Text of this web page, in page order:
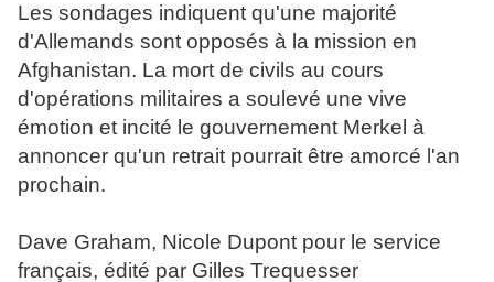
Les sondages indiquent qu'une majorité
d'Allemands sont opposés à la mission en
Afghanistan. La mort de civils au cours
d'opérations militaires a soulevé une vive
émotion et incité le gouvernement Merkel à
annoncer qu'un retrait pourrait être amorcé l'an
prochain.
Dave Graham, Nicole Dupont pour le service
français, édité par Gilles Trequesser